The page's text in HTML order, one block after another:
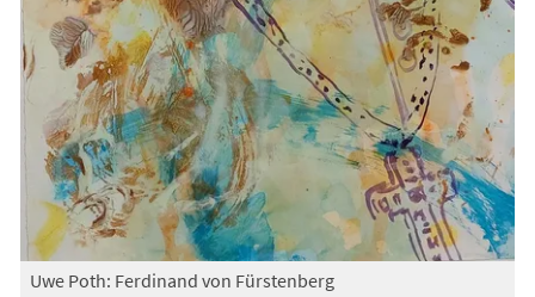
Uwe Poth: Ferdinand von Fürstenberg